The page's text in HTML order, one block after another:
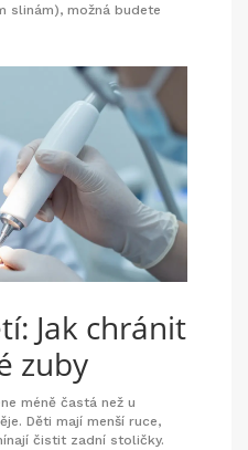
slinám), možná budete
Jak chránit
zuby
méně častá než u
Děti mají menší ruce,
čistit zadní stoličky.